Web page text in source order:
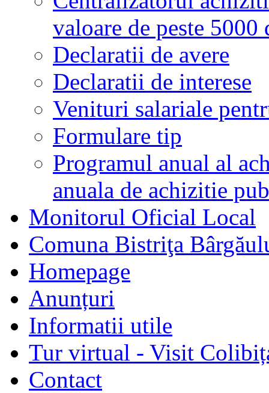
valoare de peste
Declaratii de avere
Declaratii de interese
Venituri salariale
Formulare tip
Programul anual al
anuala de achizitie
Monitorul Oficial Local
Comuna Bistriţa
Homepage
Anunțuri
Informatii utile
Tur virtual - Visit
Contact